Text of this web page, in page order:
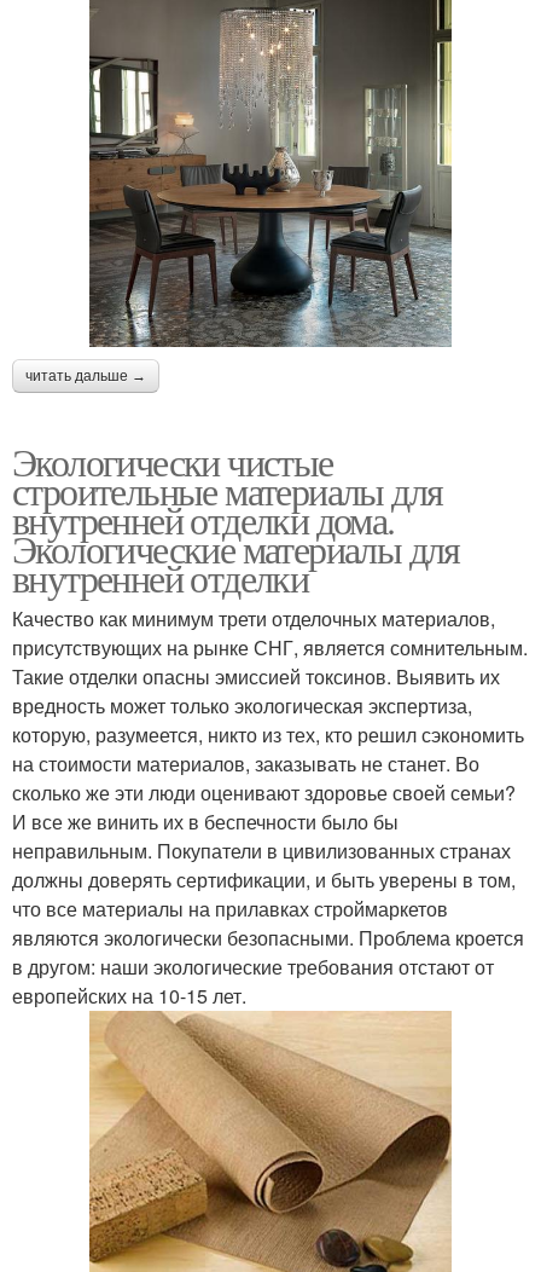
читать дальше →
Экологически чистые
строительные материалы для
внутренней отделки дома.
Экологические материалы для
внутренней отделки
Качество как минимум трети отделочных материалов,
присутствующих на рынке СНГ, является сомнительным.
Такие отделки опасны эмиссией токсинов. Выявить их
вредность может только экологическая экспертиза,
которую, разумеется, никто из тех, кто решил сэкономить
на стоимости материалов, заказывать не станет. Во
сколько же эти люди оценивают здоровье своей семьи?
И все же винить их в беспечности было бы
неправильным. Покупатели в цивилизованных странах
должны доверять сертификации, и быть уверены в том,
что все материалы на прилавках строймаркетов
являются экологически безопасными. Проблема кроется
в другом: наши экологические требования отстают от
европейских на 10-15 лет.